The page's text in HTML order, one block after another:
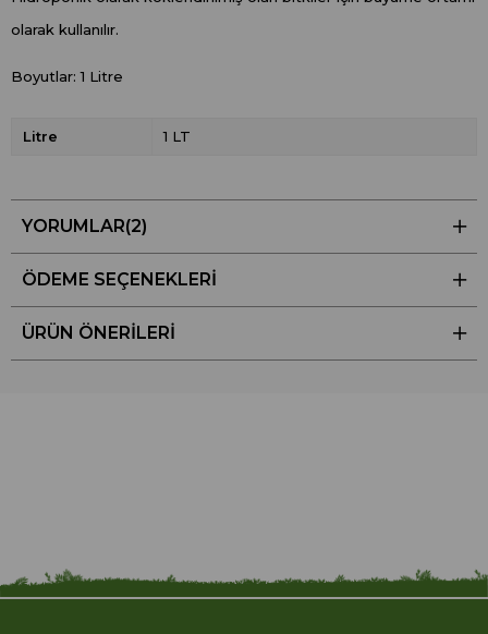
olarak kullanılır.
Boyutlar: 1 Litre
Litre 1 LT
YORUMLAR(2)
ÖDEME SEÇENEKLERI
ÜRÜN ÖNERILERI